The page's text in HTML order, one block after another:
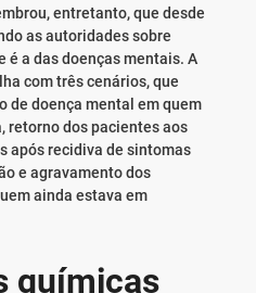
entretanto, que desde
as autoridades sobre
é a das doenças mentais. A
com três cenários, que
de doença mental em quem
retorno dos pacientes aos
após recidiva de sintomas
e agravamento dos
ainda estava em
químicas